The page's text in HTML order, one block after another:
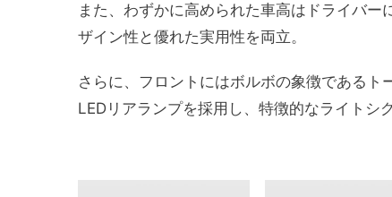
また、わずかに高められた車高はドライバ
ザイン性と優れた実用性を両立。
さらに、フロントにはボルボの象徴である
LEDリアランプを採用し、特徴的なライトシ